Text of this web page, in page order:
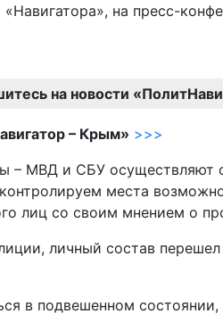
«Навигатора», на пресс-
на новости
– Крым» >>>
– МВД и СБУ осуществляют
места
лиц со своим мнением о
личный состав
в подвешенном